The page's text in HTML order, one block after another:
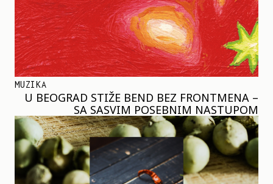
MUZIKA
U BEOGRAD STIŽE BEND BEZ FRONTMENA –
SA SASVIM POSEBNIM NASTUPOM